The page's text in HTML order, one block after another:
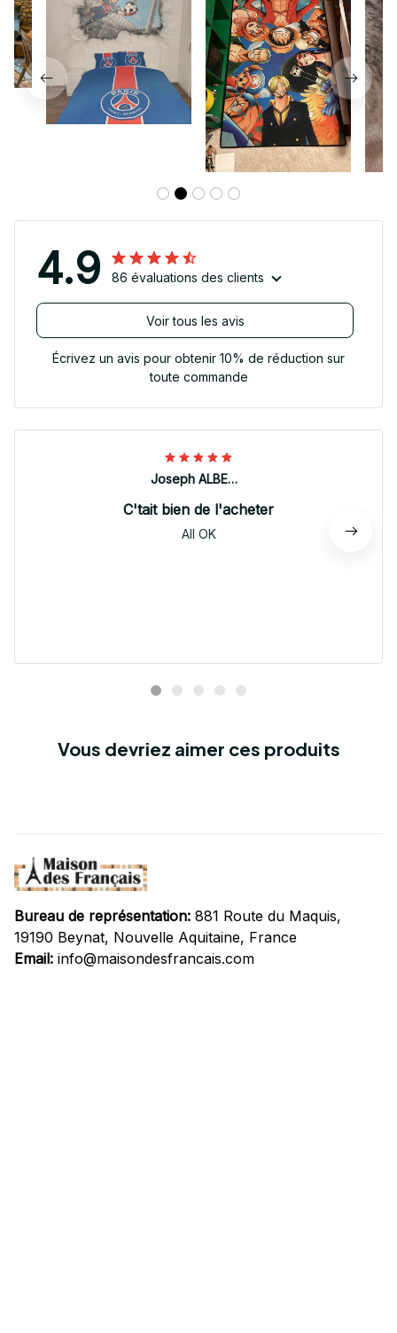
4.9 86 évaluations des clients
Voir tous les avis
Écrivez un avis pour obtenir 10% de réduction sur
toute commande
Joseph ALBERTINI
C'tait bien de l'acheter
All OK
Vous devriez aimer ces produits
Bureau de représentation: 881 Route du Maquis,
19190 Beynat, Nouvelle Aquitaine, France
Email: info@maisondesfrancais.com